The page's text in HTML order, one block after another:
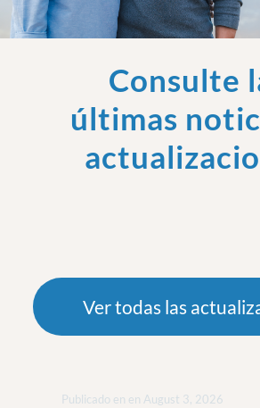
Consulte
últimas
Ver todas las
Publicado en en August 3, 2026